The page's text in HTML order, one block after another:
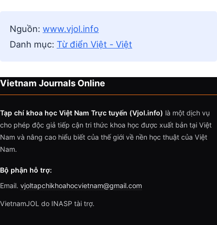
Nguồn: www.vjol.info
Danh mục: Từ điển Việt - Việt
Vietnam Journals Online
Tạp chí khoa học Việt Nam Trực tuyến (Vjol.info) là một dịch vụ
cho phép độc giả tiếp cận tri thức khoa học được xuất bản tại Việt
Nam và nâng cao hiểu biết của thế giới về nền học thuật của Việt
Nam.
Bộ phận hỗ trợ:
Email. vjoltapchikhoahocvietnam@gmail.com
VietnamJOL do INASP tài trợ.